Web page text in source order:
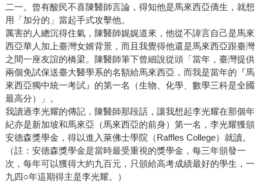
二一。曾有酸民不喜陳醫師言論，得知他是馬來西亞僑生，就想
用「加分的」當起手式攻擊他。
厲害的人總沉得住氣，陳醫師娓娓道來，他從不諱言自己是馬來
西亞華人加上臺灣女婿背景，而且我覺得他還是馬來西亞跟臺灣
之間一座友誼的橋梁。陳醫師筆下曾細說從頭「當年，臺灣提供
兩個免試保送臺大醫學系的名額給馬來西亞，而我是當年的『馬
來西亞獨中統一考試』的第一名（生物、化學、數學三科是全國
最高分）」。
我讀過李光耀的傳記，陳醫師那段話，讓我想起李光耀在那個年
紀亦是新加坡和馬來亞（馬來西亞的前身）第一名，李光耀獲頒
安德森獎學金，得以進入萊佛士學院（Raffles College）就讀。
（註：安德森獎學金是當時最受重視的獎學金，每三年頒發一
次，每年可以獲得大約九百元，只頒給高考成績最好的學生，一
九四○年這期得主是李光耀。）